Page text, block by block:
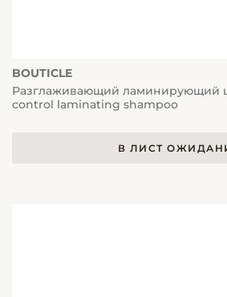
BOUTICLE
Разглаживающий ламинирующий
control laminating shampoo
В ЛИСТ